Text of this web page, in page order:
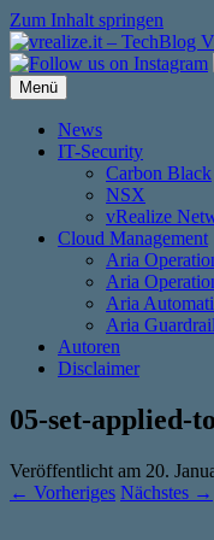
Zum Inhalt springen
Menü
News
IT-Security
Carbon Black
NSX
vRealize
Cloud Management
Aria
Aria
Aria
Aria
Autoren
Disclaimer
05-set-applied-
Veröffentlicht am 20.
← Vorheriges Nächstes →